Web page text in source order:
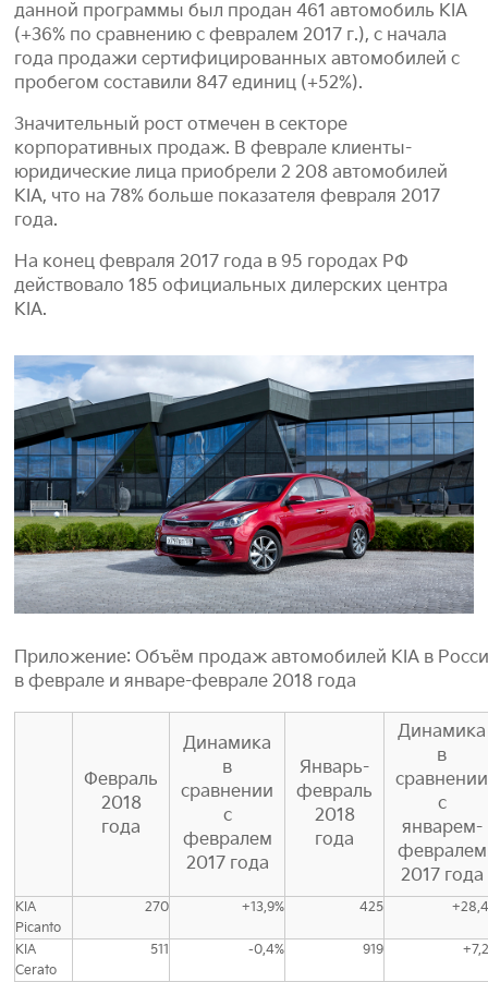
данной программы был продан 461 автомобиль KIA
(+36% по сравнению с февралем 2017 г.), с начала
года продажи сертифицированных автомобилей с
пробегом составили 847 единиц (+52%).
Значительный рост отмечен в секторе
корпоративных продаж. В феврале клиенты-
юридические лица приобрели 2 208 автомобилей
KIA, что на 78% больше показателя февраля 2017
года.
На конец февраля 2017 года в 95 городах РФ
действовало 185 официальных дилерских центра
KIA.
Приложение: Объём продаж автомобилей KIA в
в феврале и январе-феврале 2018 года
Февраль
2018
года
Динамика
в
сравнении
с
февралем
2017 года
Январь-
февраль
2018
года
Динамика
в
сравнении
с
январем-
февралем
2017 года
KIA
Picanto
270 +13,9% 425
KIA
Cerato
511 -0,4% 919